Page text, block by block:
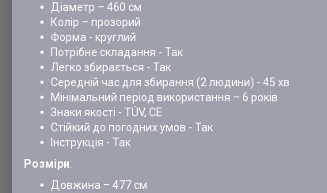
Діаметр – 460 см
Колір – прозорий
Форма - круглий
Потрібне складання - Так
Легко збирається - Так
Середній час для збирання (2 людини) - 45 хв
Мінімальний період використання – 6 років
Знаки якості - TÜV, CE
Стійкий до погодних умов - Так
Інструкція - Так
Розміри:
Довжина – 477 см